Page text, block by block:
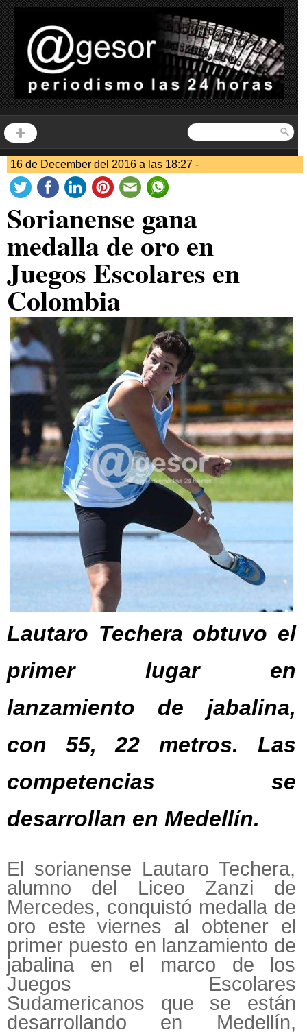
16 de December del 2016 a las 18:27 -
Sorianense gana
medalla de oro en
Juegos Escolares en
Colombia
Lautaro Techera obtuvo el
primer lugar en
lanzamiento de jabalina,
con 55, 22 metros. Las
competencias se
desarrollan en Medellín.
El sorianense Lautaro Techera,
alumno del Liceo Zanzi de
Mercedes, conquistó medalla de
oro este viernes al obtener el
primer puesto en lanzamiento de
jabalina en el marco de los
Juegos Escolares
Sudamericanos que se están
desarrollando en Medellín,